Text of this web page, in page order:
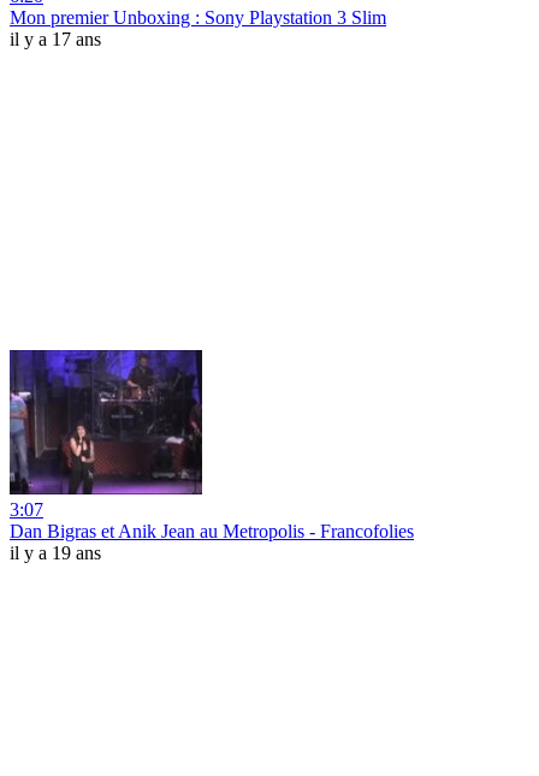
Mon premier Unboxing : Sony Playstation 3 Slim
il y a 17 ans
3:07
Dan Bigras et Anik Jean au Metropolis - Francofolies
il y a 19 ans